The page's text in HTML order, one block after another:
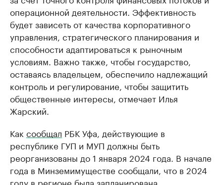
операционной деятельности. Эффективность
будет зависеть от качества корпоративного
управления, стратегического планирования и
способности адаптироваться к рыночным
условиям. Важно также, чтобы государство,
оставаясь владельцем, обеспечило надлежащий
контроль и регулирование, чтобы защитить
общественные интересы, отмечает Илья
Жарский.
Как сообщал РБК Уфа, действующие в
республике ГУП и МУП должны быть
реорганизованы до 1 января 2024 года. В начале
года в Минземимуществе сообщали, что в 2024
году в регионе была запланирована